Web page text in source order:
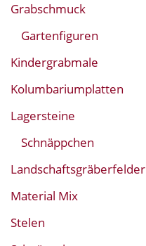
Grabschmuck
Gartenfiguren
Kindergrabmale
Kolumbariumplatten
Lagersteine
Schnäppchen
Landschaftsgräberfelder
Material Mix
Stelen